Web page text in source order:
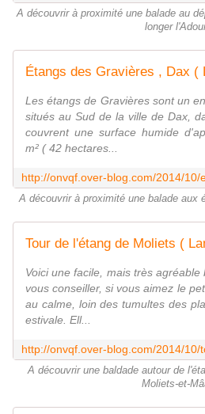
A découvrir à proximité une balade au
longer
Les étangs de Gravières sont un
situés au Sud de la ville de Dax,
couvrent une surface humide
m² ( 42 hectares...
A découvrir à proximité une balade aux
Voici une facile, mais très
vous conseiller, si vous aimez le
au calme, loin des tumultes des
estivale. Ell...
A découvrir une baldade autour de
Moliets-et-